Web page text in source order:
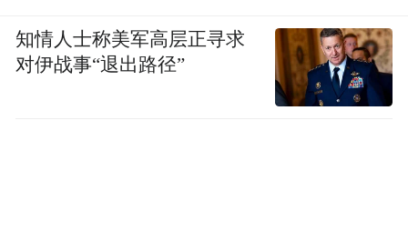
知情人士称美军高层正寻求
对伊战事“退出路径”